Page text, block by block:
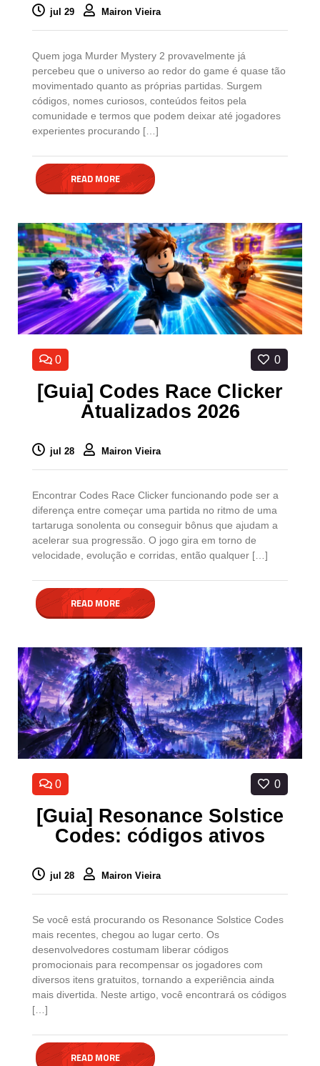
jul 29 Mairon Vieira
Quem joga Murder Mystery 2 provavelmente já
percebeu que o universo ao redor do game é quase tão
movimentado quanto as próprias partidas. Surgem
códigos, nomes curiosos, conteúdos feitos pela
comunidade e termos que podem deixar até jogadores
experientes procurando […]
READ MORE
0 0
[Guia] Codes Race Clicker
Atualizados 2026
jul 28 Mairon Vieira
Encontrar Codes Race Clicker funcionando pode ser a
diferença entre começar uma partida no ritmo de uma
tartaruga sonolenta ou conseguir bônus que ajudam a
acelerar sua progressão. O jogo gira em torno de
velocidade, evolução e corridas, então qualquer […]
READ MORE
0 0
[Guia] Resonance Solstice
Codes: códigos ativos
jul 28 Mairon Vieira
Se você está procurando os Resonance Solstice Codes
mais recentes, chegou ao lugar certo. Os
desenvolvedores costumam liberar códigos
promocionais para recompensar os jogadores com
diversos itens gratuitos, tornando a experiência ainda
mais divertida. Neste artigo, você encontrará os códigos
[…]
READ MORE